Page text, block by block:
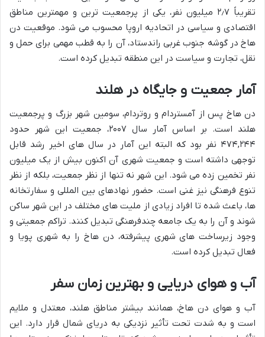
تقریباً ۲٫۷ میلیون نفر، یکی از پرجمعیت ترین و مهمترین مناطق
اقتصادی و سیاسی در اتحادیه اروپا محسوب می شود. موقعیت دن
هاخ در گوشه جنوب غربی راندستاد، آن را به قطب مهمی برای حمل و
نقل، تجارت و سیاست در این منطقه تبدیل کرده است.
آمار جمعیت و جایگاه در هلند
دن هاخ پس از آمستردام و روتردام، سومین شهر بزرگ و پرجمعیت
هلند است. بر اساس آمار سال ۲۰۰۷، جمعیت این شهر حدود
۴۷۴,۲۴۴ نفر بود که البته این آمار در سال های اخیر رشد قابل
توجهی داشته است و جمعیت شهری آن اکنون بیش از یک میلیون
نفر تخمین زده می شود. این شهر نه تنها از نظر جمعیت، بلکه از نظر
تنوع فرهنگی نیز غنی است. حضور نهادهای بین المللی و سفارتخانه
ها، باعث شده تا افراد زیادی از ملیت های مختلف در این شهر ساکن
شوند و آن را به یک جامعه چندفرهنگی تبدیل کنند. تراکم جمعیتی و
وجود زیرساخت های شهری پیشرفته، دن هاخ را به شهری پویا و
فعال تبدیل کرده است.
آب و هوای دریایی و بهترین زمان سفر
آب و هوای دن هاخ، همانند بیشتر مناطق هلند، معتدل و ملایم
است و به شدت تحت تأثیر نزدیکی به دریای شمال قرار دارد. این